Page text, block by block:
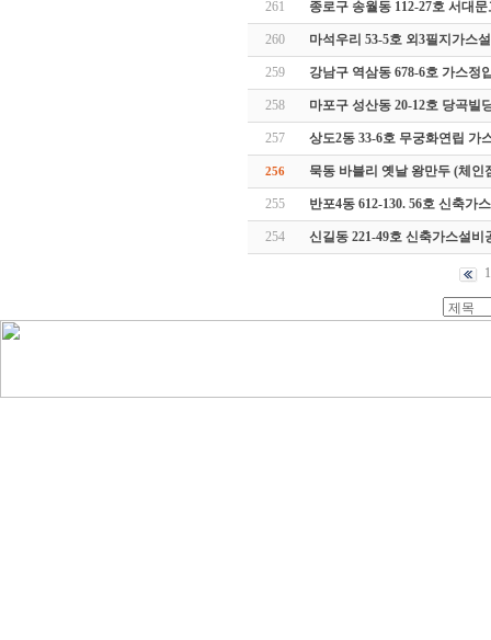
261 종로구 송월동 112-27호 서대
260 마석우리 53-5호 외3필지가스
259 강남구 역삼동 678-6호 가스정
258 마포구 성산동 20-12호 당곡빌
257 상도2동 33-6호 무궁화연립 가
256 묵동 바블리 옛날 왕만두 (체인
255 반포4동 612-130. 56호 신축가
254 신길동 221-49호 신축가스설비
1